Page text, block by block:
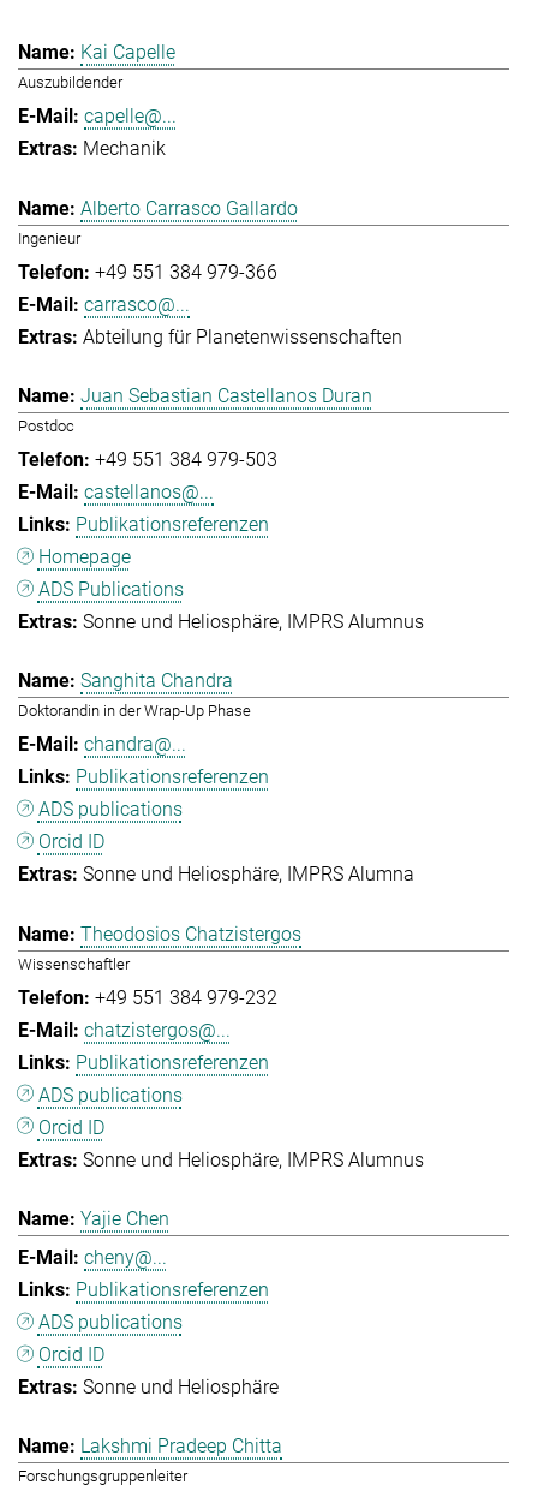
Kai Capelle
Auszubildender
capelle@...
Mechanik
Alberto Carrasco Gallardo
Ingenieur
+49 551 384 979-366
carrasco@...
Abteilung für Planetenwissenschaften
Juan Sebastian Castellanos Duran
Postdoc
+49 551 384 979-503
castellanos@...
Publikationsreferenzen
Homepage
ADS Publications
Sonne und Heliosphäre IMPRS Alumnus
Sanghita Chandra
Doktorandin in der Wrap-Up Phase
chandra@...
Publikationsreferenzen
ADS publications
Orcid ID
Sonne und Heliosphäre
IMPRS Alumna
Theodosios Chatzistergos
Wissenschaftler
+49 551 384 979-232
chatzistergos@...
Publikationsreferenzen
ADS publications
Orcid ID
Sonne und Heliosphäre IMPRS Alumnus
Yajie Chen
cheny@...
Publikationsreferenzen
ADS publications
Orcid ID
Sonne und Heliosphäre
Lakshmi Pradeep Chitta
Forschungsgruppenleiter